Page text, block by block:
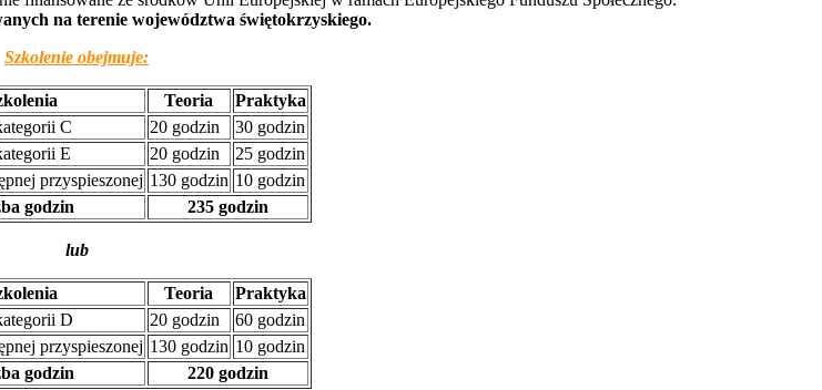
na terenie województwa świętokrzyskiego.
Szkolenie obejmuje:
Teoria
Praktyka
C
20 godzin
30 godzin
E
20 godzin
25 godzin
przyspieszonej 130 godzin 10 godzin
godzin
235 godzin
lub
Teoria
Praktyka
D
20 godzin
60 godzin
przyspieszonej 130 godzin 10 godzin
godzin
220 godzin